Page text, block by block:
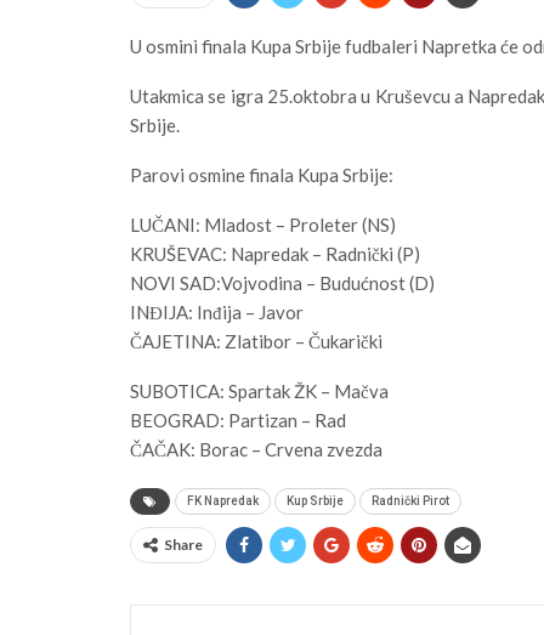
U osmini finala Kupa Srbije fudbaleri Napretka će
Utakmica se igra 25.oktobra u Kruševcu a
Srbije.
Parovi osmine finala Kupa Srbije:
LUČANI: Mladost – Proleter (NS)
KRUŠEVAC: Napredak – Radnički (P)
NOVI SAD:Vojvodina – Budućnost (D)
INĐIJA: Inđija – Javor
ČAJETINA: Zlatibor – Čukarički
SUBOTICA: Spartak ŽK – Mačva
BEOGRAD: Partizan – Rad
ČAČAK: Borac – Crvena zvezda
FK Napredak Kup Srbije Radnički Pirot
Share